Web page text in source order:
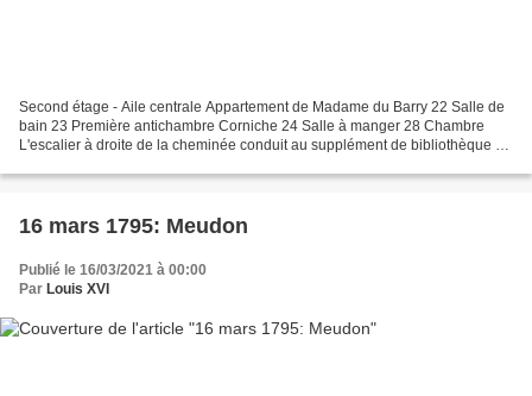
Second étage - Aile centrale Appartement de Madame du Barry 22 Salle de
bain 23 Première antichambre Corniche 24 Salle à manger 28 Chambre
L'escalier à droite de la cheminée conduit au supplément de bibliothèque de
16 mars 1795: Meudon
Publié le 16/03/2021 à 00:00
Par Louis XVI